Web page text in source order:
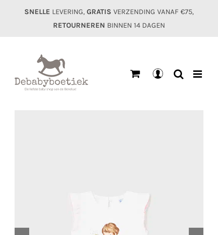
SNELLE LEVERING, GRATIS VERZENDING VANAF €75,
RETOURNEREN BINNEN 14 DAGEN